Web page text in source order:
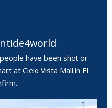
have been shot or
at Cielo Vista Mall in El